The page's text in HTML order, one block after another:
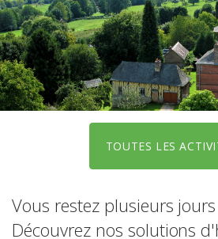
TOUTES LES
Vous restez plusieurs
Découvrez nos solutions